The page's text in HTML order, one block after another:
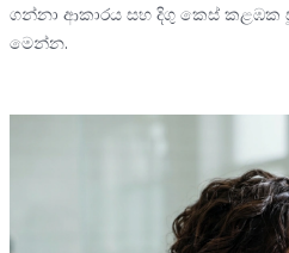
ගන්නා ආකාරය සහ දිගු කෙස් කළඹක
මෙන්න.